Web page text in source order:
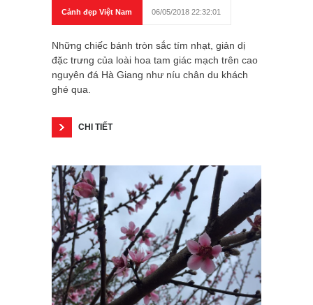
Cảnh đẹp Việt Nam 06/05/2018 22:32:01
Những chiếc bánh tròn sắc tím nhạt, giản dị
đặc trưng của loài hoa tam giác mạch trên cao
nguyên đá Hà Giang như níu chân du khách
ghé qua.
CHI TIẾT